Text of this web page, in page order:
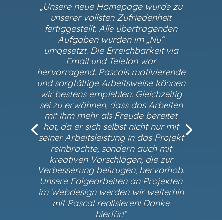
„Unsere neue Homepage wurde zu
unserer vollsten Zufriedenheit
fertiggestellt. Alle übertragenden
Aufgaben wurden im „Nu“
umgesetzt. Die Erreichbarkeit via
Email und Telefon war
hervorragend. Pascals motivierende
und sorgfältige Arbeitsweise können
wir bestens empfehlen. Gleichzeitig
sei zu erwähnen, dass das Arbeiten
mit ihm mehr als Freude bereitet
hat, da er sich selbst nicht nur mit
seiner Arbeitsleistung in das Projekt
reinbrachte, sondern auch mit
kreativen Vorschlägen, die zur
Verbesserung beitrugen, hervorhob.
Unsere Folgearbeiten an Projekten
im Webdesign werden wir weiterhin
mit Pascal realisieren! Danke
hierfür!“